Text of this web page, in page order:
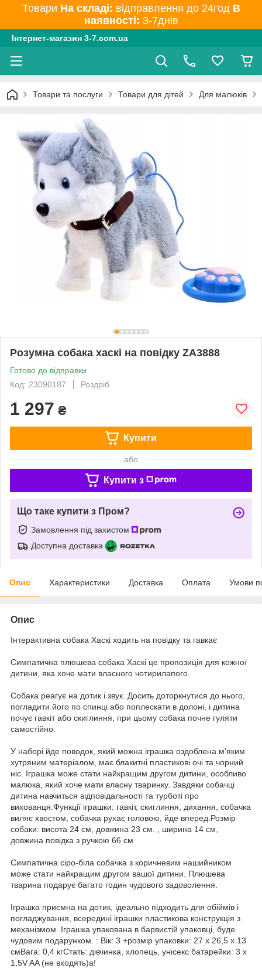
Товари На складі: відправлення до 24год В
наявності: 3-7днів
Інтернет-магазин 3-7.com.ua
Товари та послуги Товари для дітей Для малюків
Розумна собака хаскі на повідку ZA3888
Готово до відправки
Код: 23090187
Роздріб
1 297 ₴
Купити
або
Купити з
Що таке купити з Пром?
Замовлення під захистом
Доступна доставка
Опис Характеристики Доставка Оплата Умови
Опис
Інтерактивна собака Хаскі ходить на повідку та гавкає
Симпатична плюшева собака Хаскі це пропозиція для кожної
дитини, яка хоче мати власного чотирилапого.
Собака реагує на дотик і звук. Досить доторкнутися до нього,
погладити його по спинці або поплескати в долоні, і дитина
почує гавкіт або скиглиння, при цьому собака почне гуляти
самостійно.
У наборі йде поводок, який можна іграшка оздоблена м'яким
хутряним матеріалом, має блакитні пластикові очі та чорний
ніс. Іграшка може стати найкращим другом дитини, особливо
малюка, який хоче мати власну тваринку. Завдяки собачці
дитина навчиться відповідальності та турботі про
вихованця.Функції іграшки: гавкіт, скиглиння, дихання, собачка
виляє хвостом, собачка рухає головою, йде вперед.Розмір
собаки: висота 24 см, довжина 23 см. , ширина 14 см,
довжина повідка з ручкою 66 см
Симпатична сіро-біла собачка з коричневим нашийником
може стати найкращим другом вашої дитини. Плюшева
тварина подарує багато годин чудового задоволення.
Іграшка приємна на дотик, ідеально підходить для обіймів і
погладжування, всередині іграшки пластикова конструкція з
механізмом. Іграшка упакована в барвистій упаковці, буде
чудовим подарунком. : Вік: 3 +розмір упаковки: 27 x 26,5 x 13
смВага: 0,4 кгСтать: дівчинка, хлопець, унісекс батарейки: 3 x
1,5V AA (не входять)а!